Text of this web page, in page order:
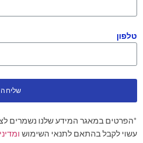
טלפון
שליחה
*הפרטים במאגר המידע שלנו נשמרים
עשוי לקבל בהתאם לתנאי השימוש